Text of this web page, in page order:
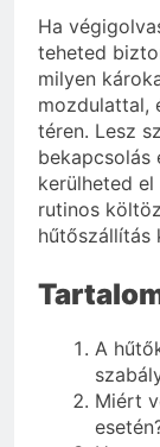
Ha
teheted
milyen
mozdulattal,
téren. Lesz
bekapcsolás
kerülheted
rutinos
hűtőszállítás
A
Miért